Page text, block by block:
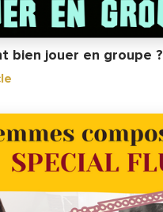
bien jouer en groupe ?